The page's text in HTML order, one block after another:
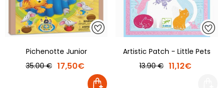
Pichenotte Junior
35.00 € 17,50€
Artistic Patch - Little Pets
13.90 € 11,12€